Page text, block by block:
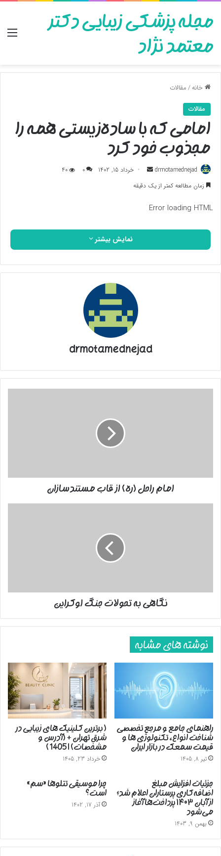
مجله پزشکی زیبایی دکتر
معتمد نژاد
خانه/مقالات
مقالات
امامی که با ساده‌زیستی همه را
مجذوب خود کرد
drmotamednejad
ارسال خرداد 15, 1402 0
40
زمان مطالعه کمتر از یک دقیقه
Error loading HTML
نمایش بیشتر
drmotamednejad
امام راحل (ره) از قاب مستندسازان
نگاهی به تحولات جنگ اوکراین
نوشته های مشابه
راهنمای جامع و مرجع تخصصی
شناخت انواع، تکنولوژی ها و
قیمت سمعک در بازار ایران
تیر 8, 1405
( برترین کلینیک های زیبایی در
شرق تهران + (آدرس و
مشخصات) | 1405 )
خرداد 23, 1405
جزئیات افزایش مبلغ
اضافه‌کاری پرستاران اعلام شد؛
از آبان ۱۴۰۳ پرداخت‌ها آغاز
می‌شود
بهمن 9, 1403
چرا موسیقی تتلوها «سم»
است؟
آذر 17, 1402